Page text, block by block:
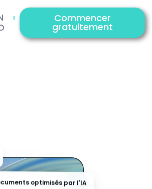
Commencer
gratuitement
optimisés par l'IA